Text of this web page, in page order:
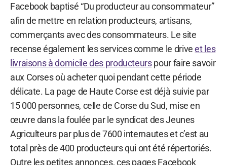
Facebook baptisé “Du producteur au consommateur”
afin de mettre en relation producteurs, artisans,
commerçants avec des consommateurs. Le site
recense également les services comme le driveet les
livraisons à domicile des producteurspour faire savoir
aux Corses où acheter quoi pendant cette période
délicate. La page de Haute Corse est déjà suivie par
15 000 personnes, celle de Corse du Sud, mise en
œuvre dans la foulée par le syndicat des Jeunes
Agriculteurs par plus de 7600 internautes et c’est au
total près de 400 producteurs qui ont été répertoriés.
Outre les petites annonces, ces pages Facebook